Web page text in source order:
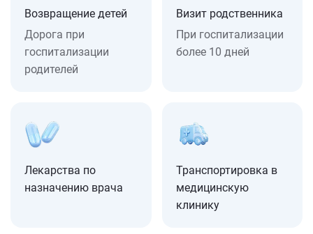
Возвращение детей
Дорога при
госпитализации
родителей
Визит родственника
При госпитализации
более 10 дней
Лекарства по
назначению врача
Транспортировка в
медицинскую
клинику